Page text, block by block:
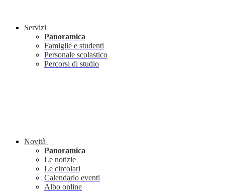
Servizi
Panoramica
Famiglie e studenti
Personale scolastico
Percorsi di studio
Novità
Panoramica
Le notizie
Le circolari
Calendario eventi
Albo online